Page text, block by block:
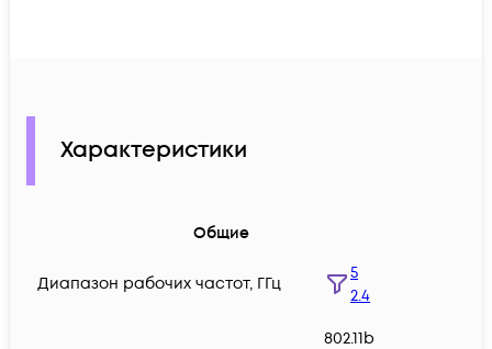
Характеристики
Общие
Диапазон рабочих частот, ГГц
5
2.4
802.11b